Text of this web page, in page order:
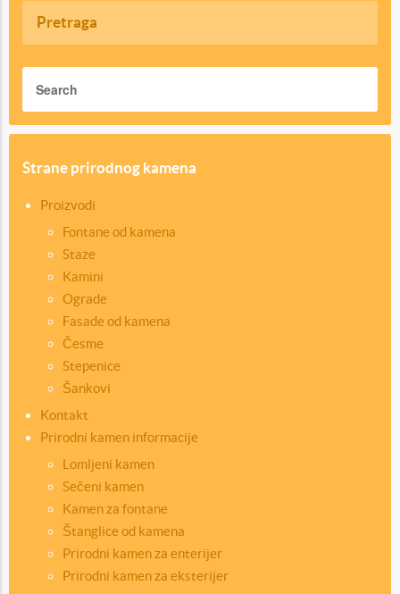
Pretraga
Strane prirodnog kamena
Proizvodi
Fontane od kamena
Staze
Kamini
Ograde
Fasade od kamena
Česme
Stepenice
Šankovi
Kontakt
Prirodni kamen informacije
Lomljeni kamen
Sečeni kamen
Kamen za fontane
Štanglice od kamena
Prirodni kamen za enterijer
Prirodni kamen za eksterijer